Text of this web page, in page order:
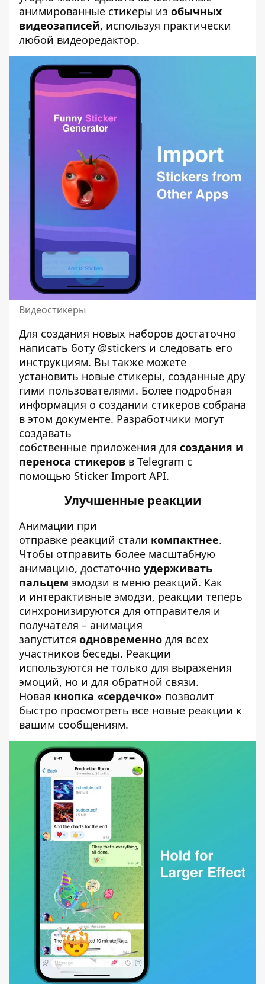
анимированные стикеры из обычных
видеозаписей, используя практически
любой видеоредактор.
Видеостикеры
Для создания новых наборов достаточно
написать боту @stickers и следовать его
инструкциям. Вы также можете
установить новые стикеры, созданные дру
гими пользователями. Более подробная
информация о создании стикеров собрана
в этом документе. Разработчики могут
создавать
собственные приложения для создания и
переноса стикеров в Telegram с
помощью Sticker Import API.
Улучшенные реакции
Анимации при
отправке реакций стали компактнее.
Чтобы отправить более масштабную
анимацию, достаточно удерживать
пальцем эмодзи в меню реакций. Как
и интерактивные эмодзи, реакции теперь
синхронизируются для отправителя и
получателя – анимация
запустится одновременно для всех
участников беседы. Реакции
используются не только для выражения
эмоций, но и для обратной связи.
Новая кнопка «сердечко» позволит
быстро просмотреть все новые реакции к
вашим сообщениям.